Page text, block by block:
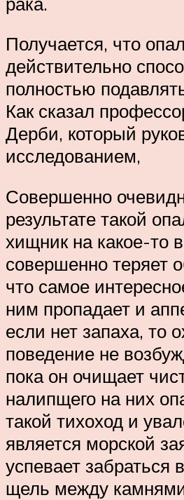
Получается, что
действительно
полностью
Как сказал
Дерби, который
исследованием,
Совершенно
результате такой
хищник на какое-то
совершенно теряет
что самое
ним пропадает и
если нет запаха, то
поведение не
пока он очищает
налипщего на них
такой тихоход и
является морской
успевает забраться
щель между